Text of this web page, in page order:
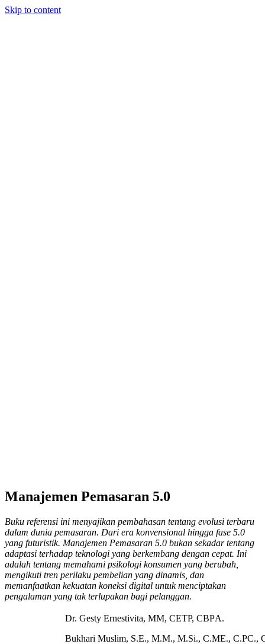
Skip to content
Manajemen Pemasaran 5.0
Buku referensi ini menyajikan pembahasan tentang evolusi terbaru
dalam dunia pemasaran. Dari era konvensional hingga fase 5.0
yang futuristik. Manajemen Pemasaran 5.0 bukan sekadar tentang
adaptasi terhadap teknologi yang berkembang dengan cepat. Ini
adalah tentang memahami psikologi konsumen yang berubah,
mengikuti tren perilaku pembelian yang dinamis, dan
memanfaatkan kekuatan koneksi digital untuk menciptakan
pengalaman yang tak terlupakan bagi pelanggan.
Dr. Gesty Ernestivita, MM, CЕТР, СBPА.
Bukhari Muslim, S.E., M.M., M.Si., C.ME., C.PC.,